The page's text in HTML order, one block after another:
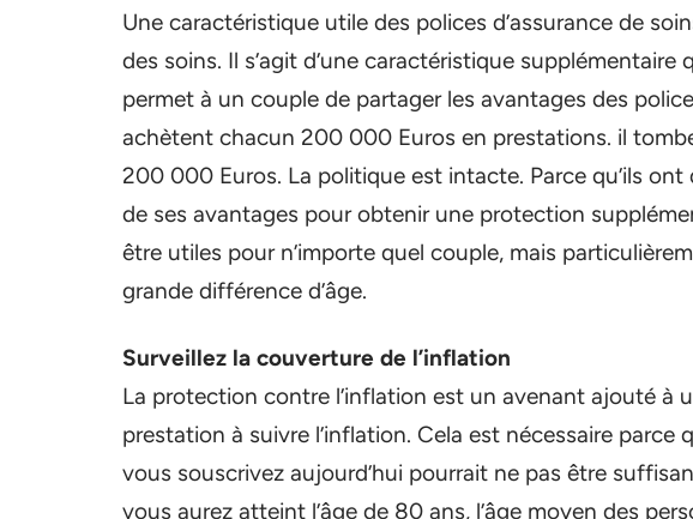
Une caractéristique utile des polices d’assurance de
des soins. Il s’agit d’une caractéristique
permet à un couple de partager les avantages des
achètent chacun 200 000 Euros en prestations. il
200 000 Euros. La politique est intacte. Parce qu’ils
de ses avantages pour obtenir une protection
être utiles pour n’importe quel couple, mais
grande différence d’âge.
Surveillez la couverture de l’inflation
La protection contre l’inflation est un avenant ajouté à
prestation à suivre l’inflation. Cela est nécessaire parce
vous souscrivez aujourd’hui pourrait ne pas être
vous aurez atteint l’âge de 80 ans, l’âge moyen des